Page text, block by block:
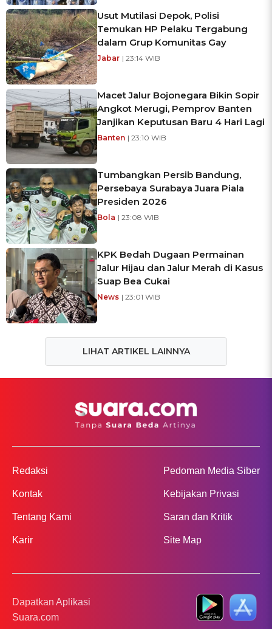
Usut Mutilasi Depok, Polisi
Temukan HP Pelaku Tergabung
dalam Grup Komunitas Gay
Jabar | 23:14 WIB
Macet Jalur Bojonegara Bikin Sopir
Angkot Merugi, Pemprov Banten
Janjikan Keputusan Baru 4 Hari Lagi
Banten | 23:10 WIB
Tumbangkan Persib Bandung,
Persebaya Surabaya Juara Piala
Presiden 2026
Bola | 23:08 WIB
KPK Bedah Dugaan Permainan
Jalur Hijau dan Jalur Merah di Kasus
Suap Bea Cukai
News | 23:01 WIB
LIHAT ARTIKEL LAINNYA
Redaksi
Kontak
Tentang Kami
Karir
Pedoman Media Siber
Kebijakan Privasi
Saran dan Kritik
Site Map
Dapatkan Aplikasi
Suara.com